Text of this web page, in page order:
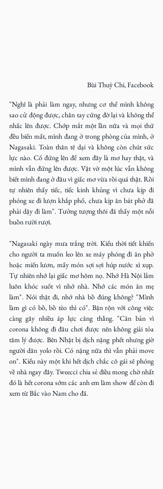
Bùi Thuỳ Chi, Facebook
"Nghĩ là phải làm ngay, nhưng cơ thể mình không
sao cử động được, chân tay cứng đờ lại và không thể
nhấc lên được. Chớp mắt một lần nữa và mọi thứ
đều biến mất, mình đang ở trong phòng của mình, ở
Nagasaki. Toàn thân tê dại và không còn chút sức
lực nào. Cố đứng lên để xem đây là mơ hay thật, và
mình vẫn đứng lên được. Vật vờ một lúc vẫn không
biết mình đang ở đâu vì giấc mơ vừa rồi quá thật. Rồi
tự nhiên thấy tiếc, tiếc kinh khủng vì chưa kịp đi
phóng xe đi lượn khắp phố, chưa kịp ăn bát phở đã
phải dậy đi làm". Tưởng tượng thôi đã thấy một nỗi
buồn rười rượi.
"Nagasaki ngày mưa trắng trời. Kiểu thời tiết khiến
cho người ta muốn leo lên xe máy phóng đi ăn phở
hoặc miến lươn, mấy món sợi sợi húp nước xì xụp.
Tự nhiên nhớ lại giấc mơ hôm nọ. Nhớ Hà Nội lắm
luôn khóc suốt vì nhớ nhà. Nhớ các món ăn mẹ
làm". Nói thật đi, nhớ nhà bồ đúng không? "Mình
làm gì có bồ, bồ tèo thì có". Bận rộn với công việc
càng gây nhiều áp lực căng thẳng. "Căn bản vì
corona không đi đâu chơi được nên không giải tỏa
tâm lý được. Bên Nhật bị dịch nặng phết nhưng giờ
người dân yolo rồi. Có nặng nữa thì vẫn phải move
on". Kiểu này một khi hết dịch chắc cô gái sẽ phóng
về nhà ngay đây. Tweecci chia sẻ điều mong chờ nhất
đó là hết corona sớm các anh em làm show để còn đi
xem từ Bắc vào Nam cho đã.